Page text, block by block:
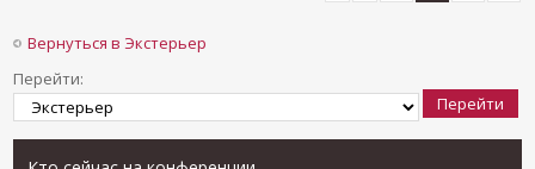
Вернуться в Экстерьер
Перейти: